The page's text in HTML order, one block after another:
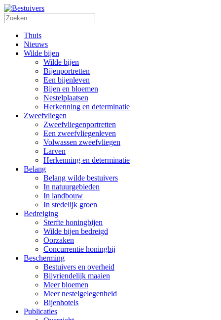
Thuis
Nieuws
Wilde bijen
Wilde bijen
Bijenportretten
Een bijenleven
Bijen en bloemen
Nestelplaatsen
Herkenning en determinatie
Zweefvliegen
Zweefvliegenportretten
Een zweefvliegenleven
Volwassen zweefvliegen
Larven
Herkenning en determinatie
Belang
Belang wilde bestuivers
In natuurgebieden
In landbouw
In stedelijk groen
Bedreiging
Sterfte honingbijen
Wilde bijen bedreigd
Oorzaken
Concurrentie honingbij
Bescherming
Bestuivers en overheid
Bijvriendelijk maaien
Meer bloemen
Meer nestelgelegenheid
Bijenhotels
Publicaties